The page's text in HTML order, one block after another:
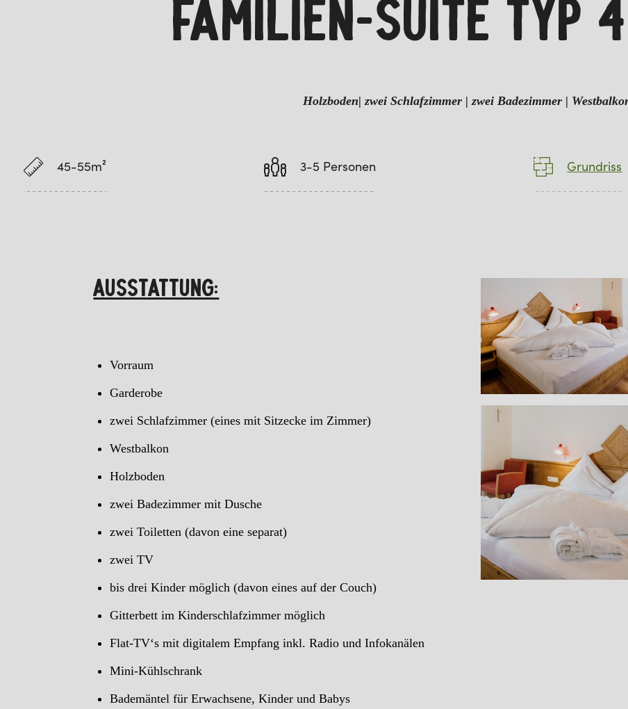
FAMILIEN-SUITE TYP
Holzboden| zwei Schlafzimmer | zwei Badezimmer |
45-55m² 3-5 Personen Grundriss
AUSSTATTUNG:
Vorraum
Garderobe
zwei Schlafzimmer (eines mit Sitzecke im Zimmer)
Westbalkon
Holzboden
zwei Badezimmer mit Dusche
zwei Toiletten (davon eine separat)
zwei TV
bis drei Kinder möglich (davon eines auf der Couch)
Gitterbett im Kinderschlafzimmer möglich
Flat-TV‘s mit digitalem Empfang inkl. Radio und Infokanälen
Mini-Kühlschrank
Bademäntel für Erwachsene, Kinder und Babys